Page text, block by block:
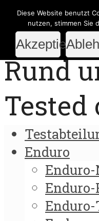
Rund
Enduro
Enduro-
Enduro-
Diese Website benutzt
nutzen, stimmen Sie
Akzeptieren